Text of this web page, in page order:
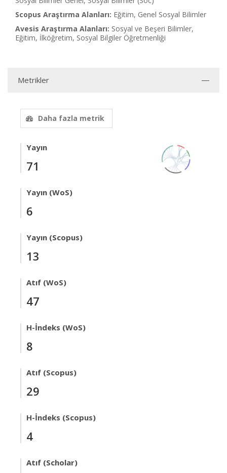
Scopus Araştırma Alanları: Eğitim, Genel Sosyal Bilimler
Avesis Araştırma Alanları: Sosyal ve Beşeri Bilimler,
Eğitim, İlköğretim, Sosyal Bilgiler Öğretmenliği
Metrikler
Daha fazla metrik
Yayın
71
Yayın (WoS)
6
Yayın (Scopus)
13
Atıf (WoS)
47
H-İndeks (WoS)
8
Atıf (Scopus)
29
H-İndeks (Scopus)
4
Atıf (Scholar)